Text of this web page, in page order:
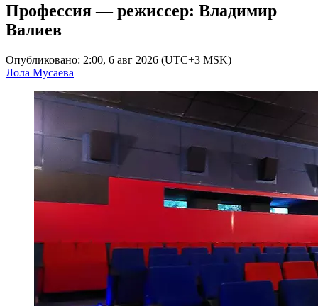
Профессия — режиссер: Владимир
Валиев
Опубликовано: 2:00, 6 авг 2026 (UTC+3 MSK)
Лола Мусаева